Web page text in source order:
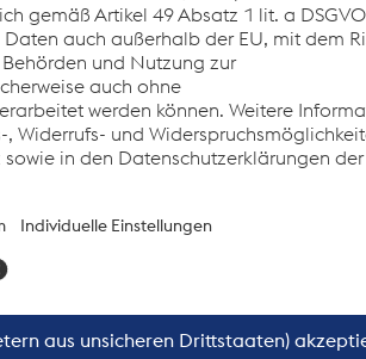
jährlich.